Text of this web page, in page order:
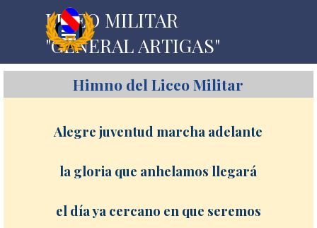
Vaya al Contenido
LICEO MILITAR
"GENERAL ARTIGAS"
Saltar menú
Himno del Liceo Militar
Alegre juventud marcha adelante
la gloria que anhelamos llegará
el día ya cercano en que seremos